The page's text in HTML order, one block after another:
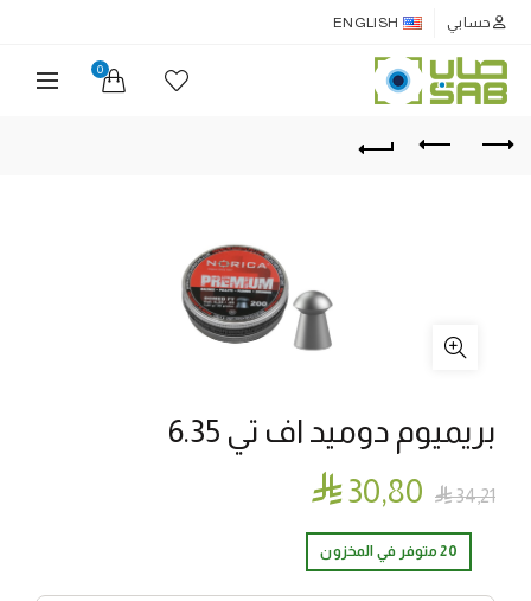
حسابي ENGLISH
0
بريميوم دوميد اف تي 6.35
 34٫21  30٫80
20 متوفر في المخزون